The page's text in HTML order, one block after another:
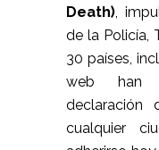
Death),
de la Policía,
30 países,
web han
declaración
cualquier